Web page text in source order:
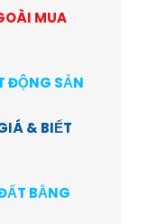
MUA
ĐỘNG SẢN
& BIẾT
BẰNG